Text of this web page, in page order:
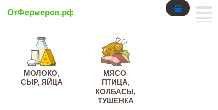
ОтФермеров.рф
МОЛОКО,
СЫР, ЯЙЦА
МЯСО,
ПТИЦА,
КОЛБАСЫ,
ТУШЕНКА